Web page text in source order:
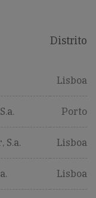
Distrito
Lisboa
Porto
Lisboa
Lisboa